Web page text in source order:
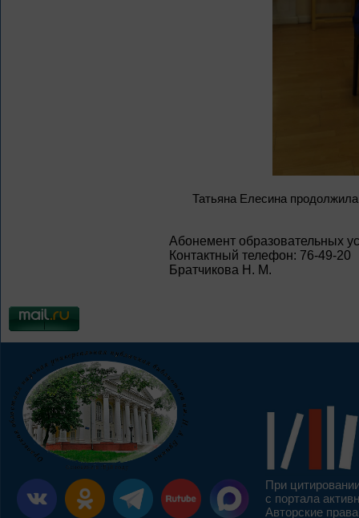
Татьяна Елесина
Абонемент образовательных
Контактный телефон: 76-49-20
Братчикова Н. М.
При
с портала
Авторские